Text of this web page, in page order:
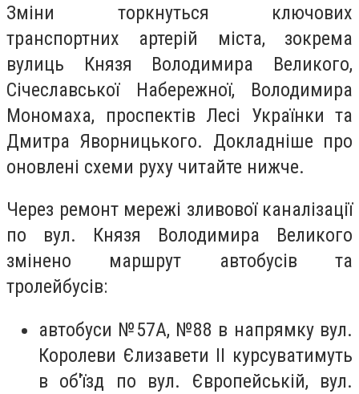
Зміни торкнуться ключових
транспортних артерій міста, зокрема
вулиць Князя Володимира Великого,
Січеславської Набережної, Володимира
Мономаха, проспектів Лесі Українки та
Дмитра Яворницького. Докладніше про
оновлені схеми руху читайте нижче.
Через ремонт мережі зливової каналізації
по вул. Князя Володимира Великого
змінено маршрут автобусів та
тролейбусів:
автобуси №57А, №88 в напрямку вул.
Королеви Єлизавети ІІ курсуватимуть
в об'їзд по вул. Європейській, вул.